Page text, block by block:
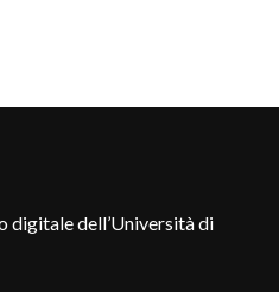
digitale dell’Università di